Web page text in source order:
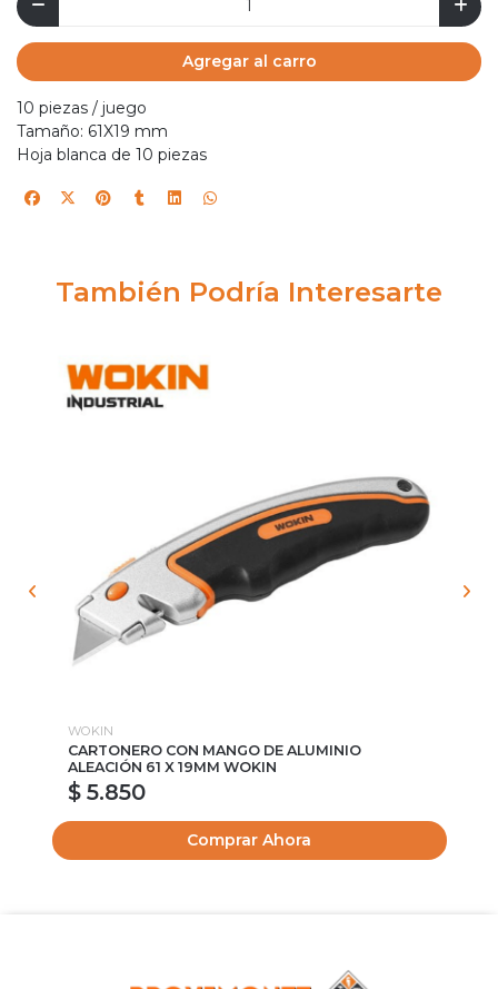
Agregar al carro
10 piezas / juego
Tamaño: 61X19 mm
Hoja blanca de 10 piezas
También Podría Interesarte
WOKIN
CARTONERO CON MANGO DE ALUMINIO
ALEACIÓN 61 X 19MM WOKIN
$ 5.850
Comprar Ahora